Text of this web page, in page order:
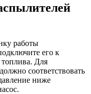
работы
его к
топлива. Для
соответствовать
ниже